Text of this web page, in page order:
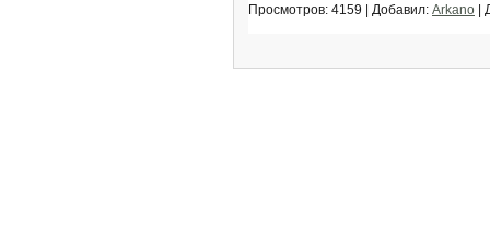
Просмотров: 4159 | Добавил: Arkano |